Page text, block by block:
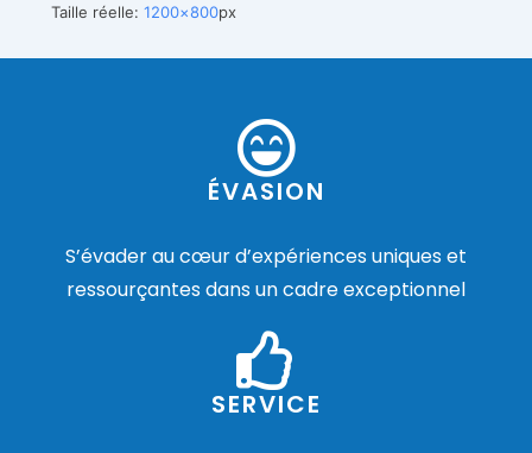
Taille réelle: 1200×800px
ÉVASION
S’évader au cœur d’expériences uniques et
ressourçantes dans un cadre exceptionnel
SERVICE